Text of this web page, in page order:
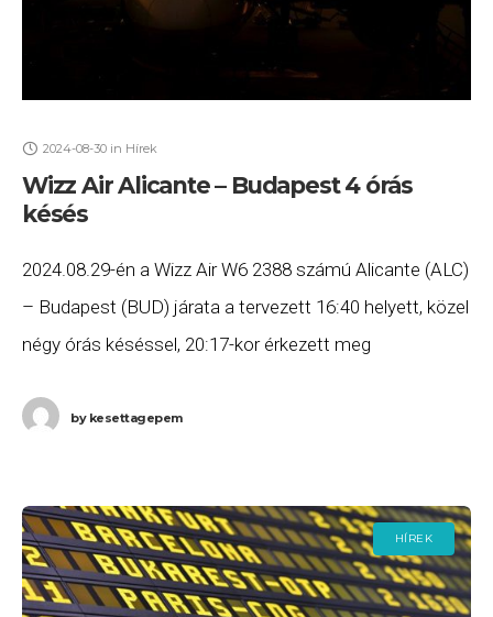
2024-08-30 in Hírek
Wizz Air Alicante – Budapest 4 órás
késés
2024.08.29-én a Wizz Air W6 2388 számú Alicante (ALC)
– Budapest (BUD) járata a tervezett 16:40 helyett, közel
négy órás késéssel, 20:17-kor érkezett meg
bykesettagepem
HÍREK